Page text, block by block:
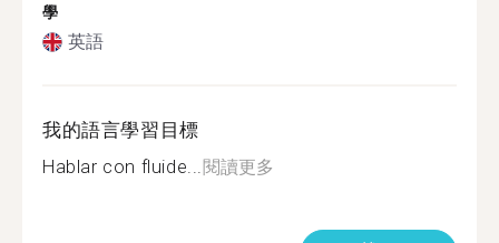
學
英語
我的語言學習目標
Hablar con fluide...閱讀更多